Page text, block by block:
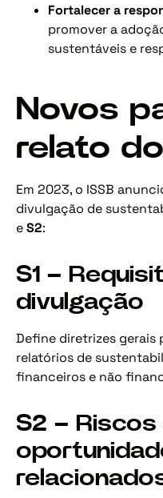
Fortalecer a
promover a
sustentáveis e
Novos
relato
Em 2023, o ISSB
divulgação de
eS2:
S1 –
divulgação
Define diretrizes gerais
relatórios de
financeiros e não
S2 – Riscos